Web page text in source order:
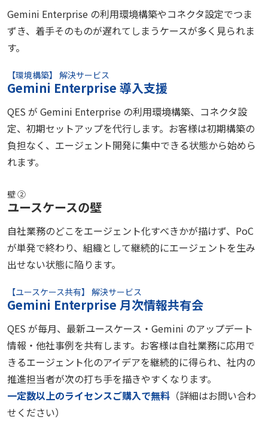
Gemini Enterprise の利用環境構築やコネクタ設定でつま
ずき、着手そのものが遅れてしまうケースが多く見られま
す。
【環境構築】 解決サービス
Gemini Enterprise 導入支援
QES が Gemini Enterprise の利用環境構築、コネクタ設
定、初期セットアップを代行します。お客様は初期構築の
負担なく、エージェント開発に集中できる状態から始めら
れます。
壁 ②
ユースケースの壁
自社業務のどこをエージェント化すべきかが描けず、PoC
が単発で終わり、組織として継続的にエージェントを生み
出せない状態に陥ります。
【ユースケース共有】 解決サービス
Gemini Enterprise 月次情報共有会
QES が毎月、最新ユースケース・Gemini のアップデート
情報・他社事例を共有します。お客様は自社業務に応用で
きるエージェント化のアイデアを継続的に得られ、社内の
推進担当者が次の打ち手を描きやすくなります。
一定数以上のライセンスご購入で無料 （詳細はお問い合わ
せください）